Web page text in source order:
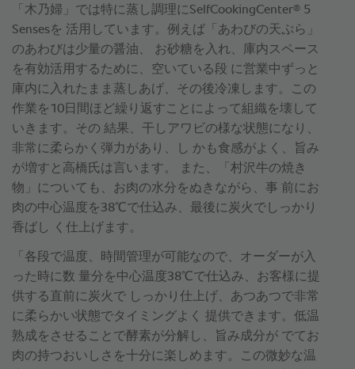
「木乃婦」では特に蒸し調理にSelfCookingCenter® 5
Sensesを 活用しています。例えば「あわびの天ぷら」
のあわびは少量の醤油、 お砂糖を入れ、庫内スペース
を有効活用するために、空いている段 に営業中ずっと
庫内に入れたまま蒸しあげ、その後冷凍します。この
作業を10日間ほど繰り返すことによって組織を壊して
いきます。その 結果、干しアワビの様な状態になり、
非常に柔らかく弾力があり、し かも食感がよく、旨み
が増すと高橋氏は言います。 また、「村沢牛の焼き
物」についても、お肉の水分をぬきながら、事 前にお
肉の中心温度を38℃で仕込み、最後に炭火でしっかり
香ばし く仕上げます。
「各段で温度、時間管理が可能なので、オーダーが入
った時に数 量分を中心温度38℃で仕込み、お客様に提
供する直前に炭火で しっかり仕上げ、あつあつで非常
に柔らかい状態でタイミングよく 提供できます。低温
熟成をさせることで酵素が分解し、旨み成分が でてお
肉の持つおいしさを十分に楽しめます。この微妙な温